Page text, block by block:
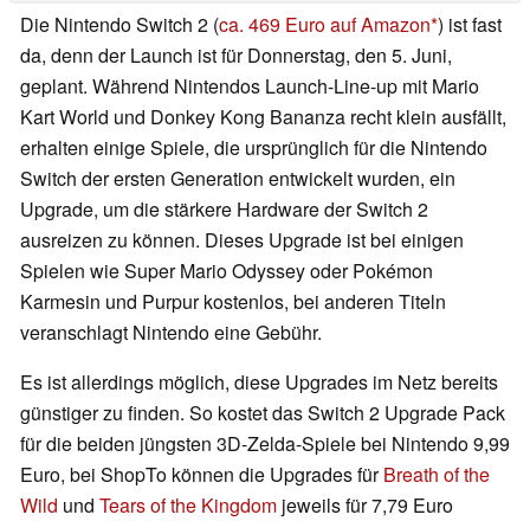
Die Nintendo Switch 2 (ca. 469 Euro auf Amazon ) ist fast
da, denn der Launch ist für Donnerstag, den 5. Juni,
geplant. Während Nintendos Launch-Line-up mit Mario
Kart World und Donkey Kong Bananza recht klein ausfällt,
erhalten einige Spiele, die ursprünglich für die Nintendo
Switch der ersten Generation entwickelt wurden, ein
Upgrade, um die stärkere Hardware der Switch 2
ausreizen zu können. Dieses Upgrade ist bei einigen
Spielen wie Super Mario Odyssey oder Pokémon
Karmesin und Purpur kostenlos, bei anderen Titeln
veranschlagt Nintendo eine Gebühr.
Es ist allerdings möglich, diese Upgrades im Netz bereits
günstiger zu finden. So kostet das Switch 2 Upgrade Pack
für die beiden jüngsten 3D-Zelda-Spiele bei Nintendo 9,99
Euro, bei ShopTo können die Upgrades fürBreath of the
Wild und Tears of the Kingdom jeweils für 7,79 Euro